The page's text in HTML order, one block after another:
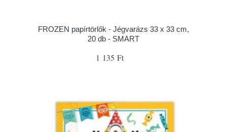
FROZEN papírtörlők - Jégvarázs 33 x 33 cm,
20 db - SMART
1 135 Ft